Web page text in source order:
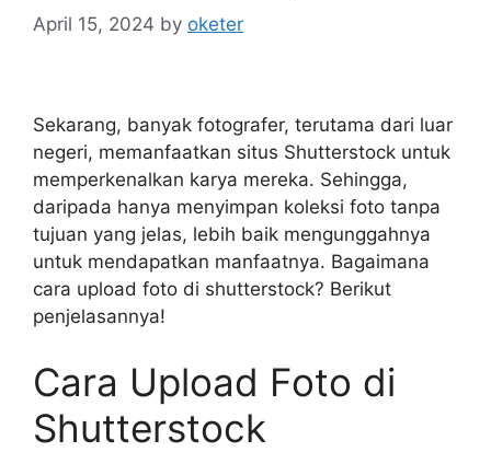
April 15, 2024 by oketer
Sekarang, banyak fotografer, terutama dari luar
negeri, memanfaatkan situs Shutterstock untuk
memperkenalkan karya mereka. Sehingga,
daripada hanya menyimpan koleksi foto tanpa
tujuan yang jelas, lebih baik mengunggahnya
untuk mendapatkan manfaatnya. Bagaimana
cara upload foto di shutterstock? Berikut
penjelasannya!
Cara Upload Foto di
Shutterstock